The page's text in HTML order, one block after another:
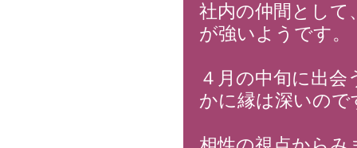
社内の仲間とし
が強いようです。
４月の中旬に出
かに縁は深いので